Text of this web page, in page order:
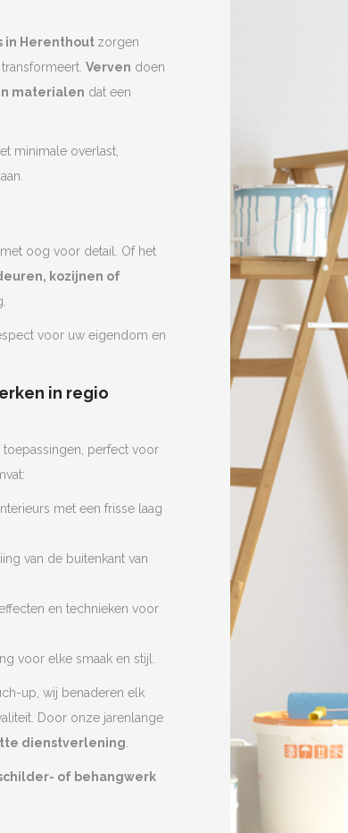
in Herenthout zorgen
Verven doen
materialen dat een
minimale overlast,
oog voor detail. Of het
kozijnen of
voor uw eigendom en
in regio
perfect voor
met een frisse laag
van de buitenkant van
en technieken voor
voor elke smaak en stijl.
up, wij benaderen elk
Door onze jarenlange
dienstverlening
of behangwerk